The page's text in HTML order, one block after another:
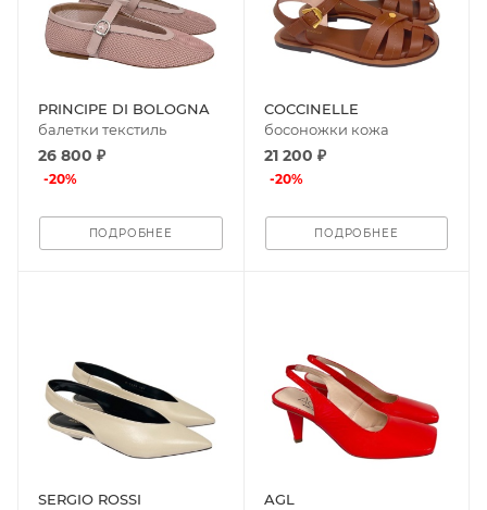
PRINCIPE DI BOLOGNA
балетки текстиль
26 800 ₽
-20%
ПОДРОБНЕЕ
COCCINELLE
босоножки кожа
21 200 ₽
-20%
ПОДРОБНЕЕ
SERGIO ROSSI
AGL